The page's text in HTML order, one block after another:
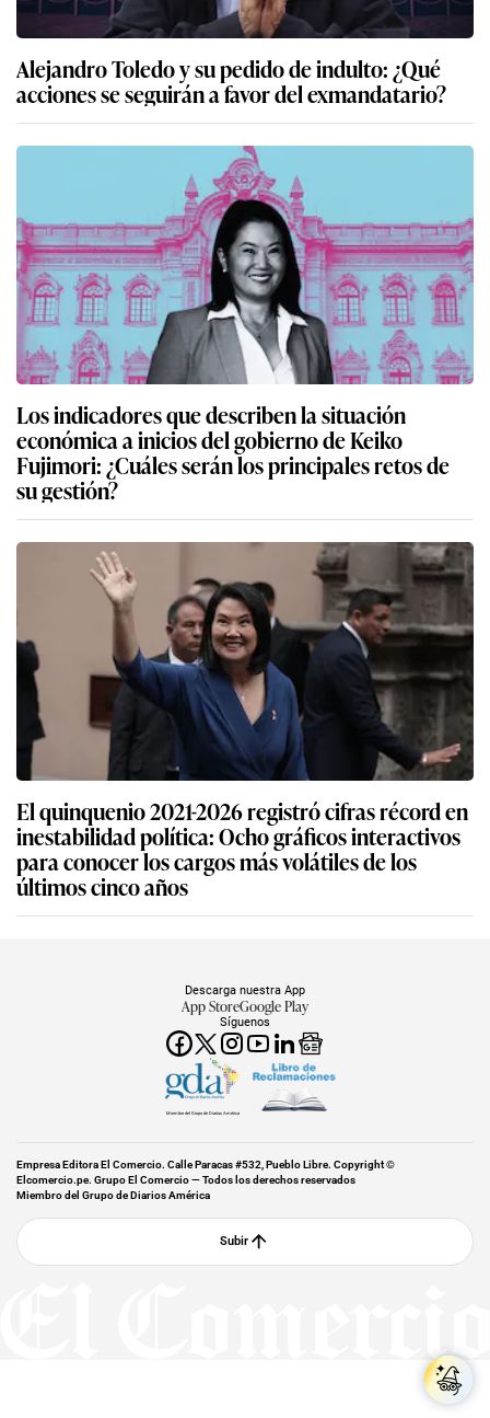
Alejandro Toledo y su pedido de indulto: ¿Qué
acciones se seguirán a favor del exmandatario?
Los indicadores que describen la situación
económica a inicios del gobierno de Keiko
Fujimori: ¿Cuáles serán los principales retos de
su gestión?
El quinquenio 2021-2026 registró cifras récord en
inestabilidad política: Ocho gráficos interactivos
para conocer los cargos más volátiles de los
últimos cinco años
Síguenos
Descarga nuestra App
App StoreGoogle Play
Miembro del Grupo de Diarios América
Empresa Editora El Comercio. Calle Paracas #532, Pueblo Libre. Copyright ©
Elcomercio.pe. Grupo El Comercio — Todos los derechos reservados
Miembro del Grupo de Diarios América
Subir